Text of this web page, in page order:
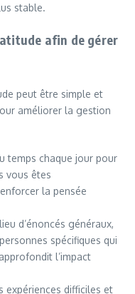
stable.
afin de gérer
peut être simple et
améliorer la gestion
temps chaque jour pour
vous êtes
la pensée
d’énoncés généraux,
spécifiques qui
l’impact
expériences difficiles et